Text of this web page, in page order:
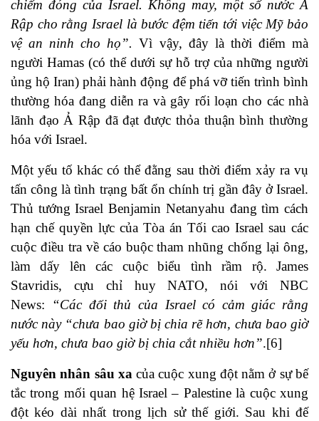
chiếm đóng của Israel. Không may, một số nước Ả
Rập cho rằng Israel là bước đệm tiến tới việc Mỹ bảo
vệ an ninh cho họ”.Vì vậy, đây là thời điểm mà
người Hamas (có thể dưới sự hỗ trợ của những người
ủng hộ Iran) phải hành động để phá vỡ tiến trình bình
thường hóa đang diễn ra và gây rối loạn cho các nhà
lãnh đạo Ả Rập đã đạt được thỏa thuận bình thường
hóa với Israel.
Một yếu tố khác có thể đằng sau thời điểm xảy ra vụ
tấn công là tình trạng bất ổn chính trị gần đây ở Israel.
Thủ tướng Israel Benjamin Netanyahu đang tìm cách
hạn chế quyền lực của Tòa án Tối cao Israel sau các
cuộc điều tra về cáo buộc tham nhũng chống lại ông,
làm dấy lên các cuộc biểu tình rầm rộ. James
Stavridis, cựu chỉ huy NATO, nói với NBC
News: “Các đối thủ của Israel có cảm giác rằng
nước này “chưa bao giờ bị chia rẽ hơn, chưa bao giờ
yếu hơn, chưa bao giờ bị chia cắt nhiều hơn”.[6]
Nguyên nhân sâu xacủa cuộc xung đột nằm ở sự bế
tắc trong mối quan hệ Israel – Palestine là cuộc xung
đột kéo dài nhất trong lịch sử thế giới. Sau khi đế